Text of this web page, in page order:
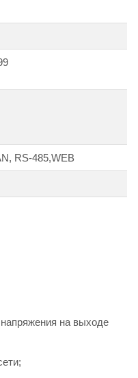
RS-485,WEB
на выходе